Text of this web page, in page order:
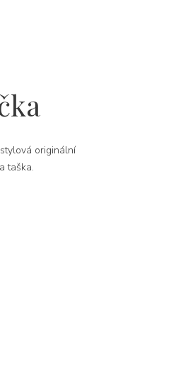
originální
taška.